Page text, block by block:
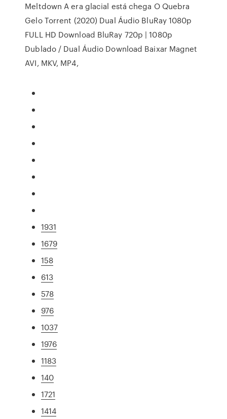
Meltdown A era glacial está chega O Quebra
Gelo Torrent (2020) Dual Áudio BluRay 1080p
FULL HD Download BluRay 720p | 1080p
Dublado / Dual Áudio Download Baixar Magnet
AVI, MKV, MP4,
1931
1679
158
613
578
976
1037
1976
1183
140
1721
1414